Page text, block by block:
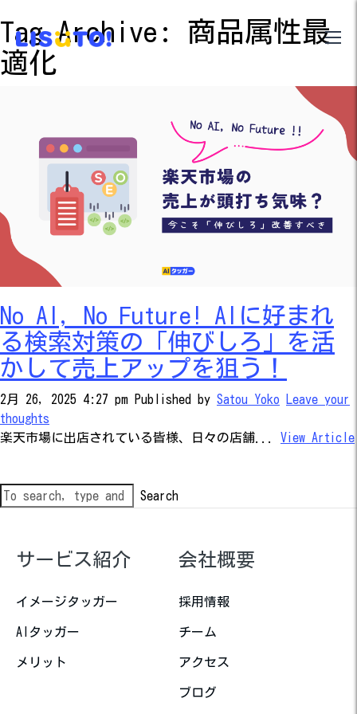
Tag Archive: 商品属性最
適化
No AI, No Future! AIに好まれ
る検索対策の「伸びしろ」を活
かして売上アップを狙う！
2月 26, 2025 4:27 pm Published by Satou Yoko
Leave your
thoughts
楽天市場に出店されている皆様、日々の店舗... View Article
Search
サービス紹介
イメージタッガー
AIタッガー
メリット
会社概要
採用情報
チーム
アクセス
ブログ